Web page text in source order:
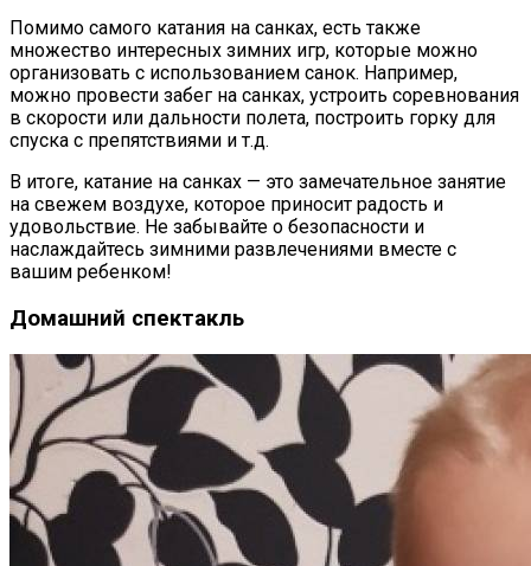
Помимо самого катания на санках, есть также
множество интересных зимних игр, которые можно
организовать с использованием санок. Например,
можно провести забег на санках, устроить соревнования
в скорости или дальности полета, построить горку для
спуска с препятствиями и т.д.
В итоге, катание на санках — это замечательное занятие
на свежем воздухе, которое приносит радость и
удовольствие. Не забывайте о безопасности и
наслаждайтесь зимними развлечениями вместе с
вашим ребенком!
Домашний спектакль